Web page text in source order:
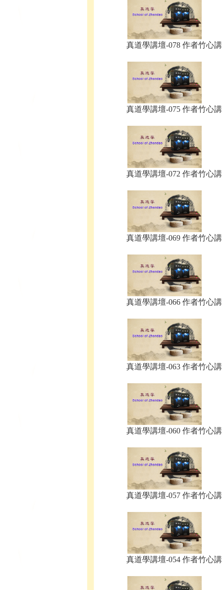
真道學講壇-078 作者竹心
真道學講壇-075 作者竹心
真道學講壇-072 作者竹心
真道學講壇-069 作者竹心
真道學講壇-066 作者竹心
真道學講壇-063 作者竹心
真道學講壇-060 作者竹心
真道學講壇-057 作者竹心
真道學講壇-054 作者竹心